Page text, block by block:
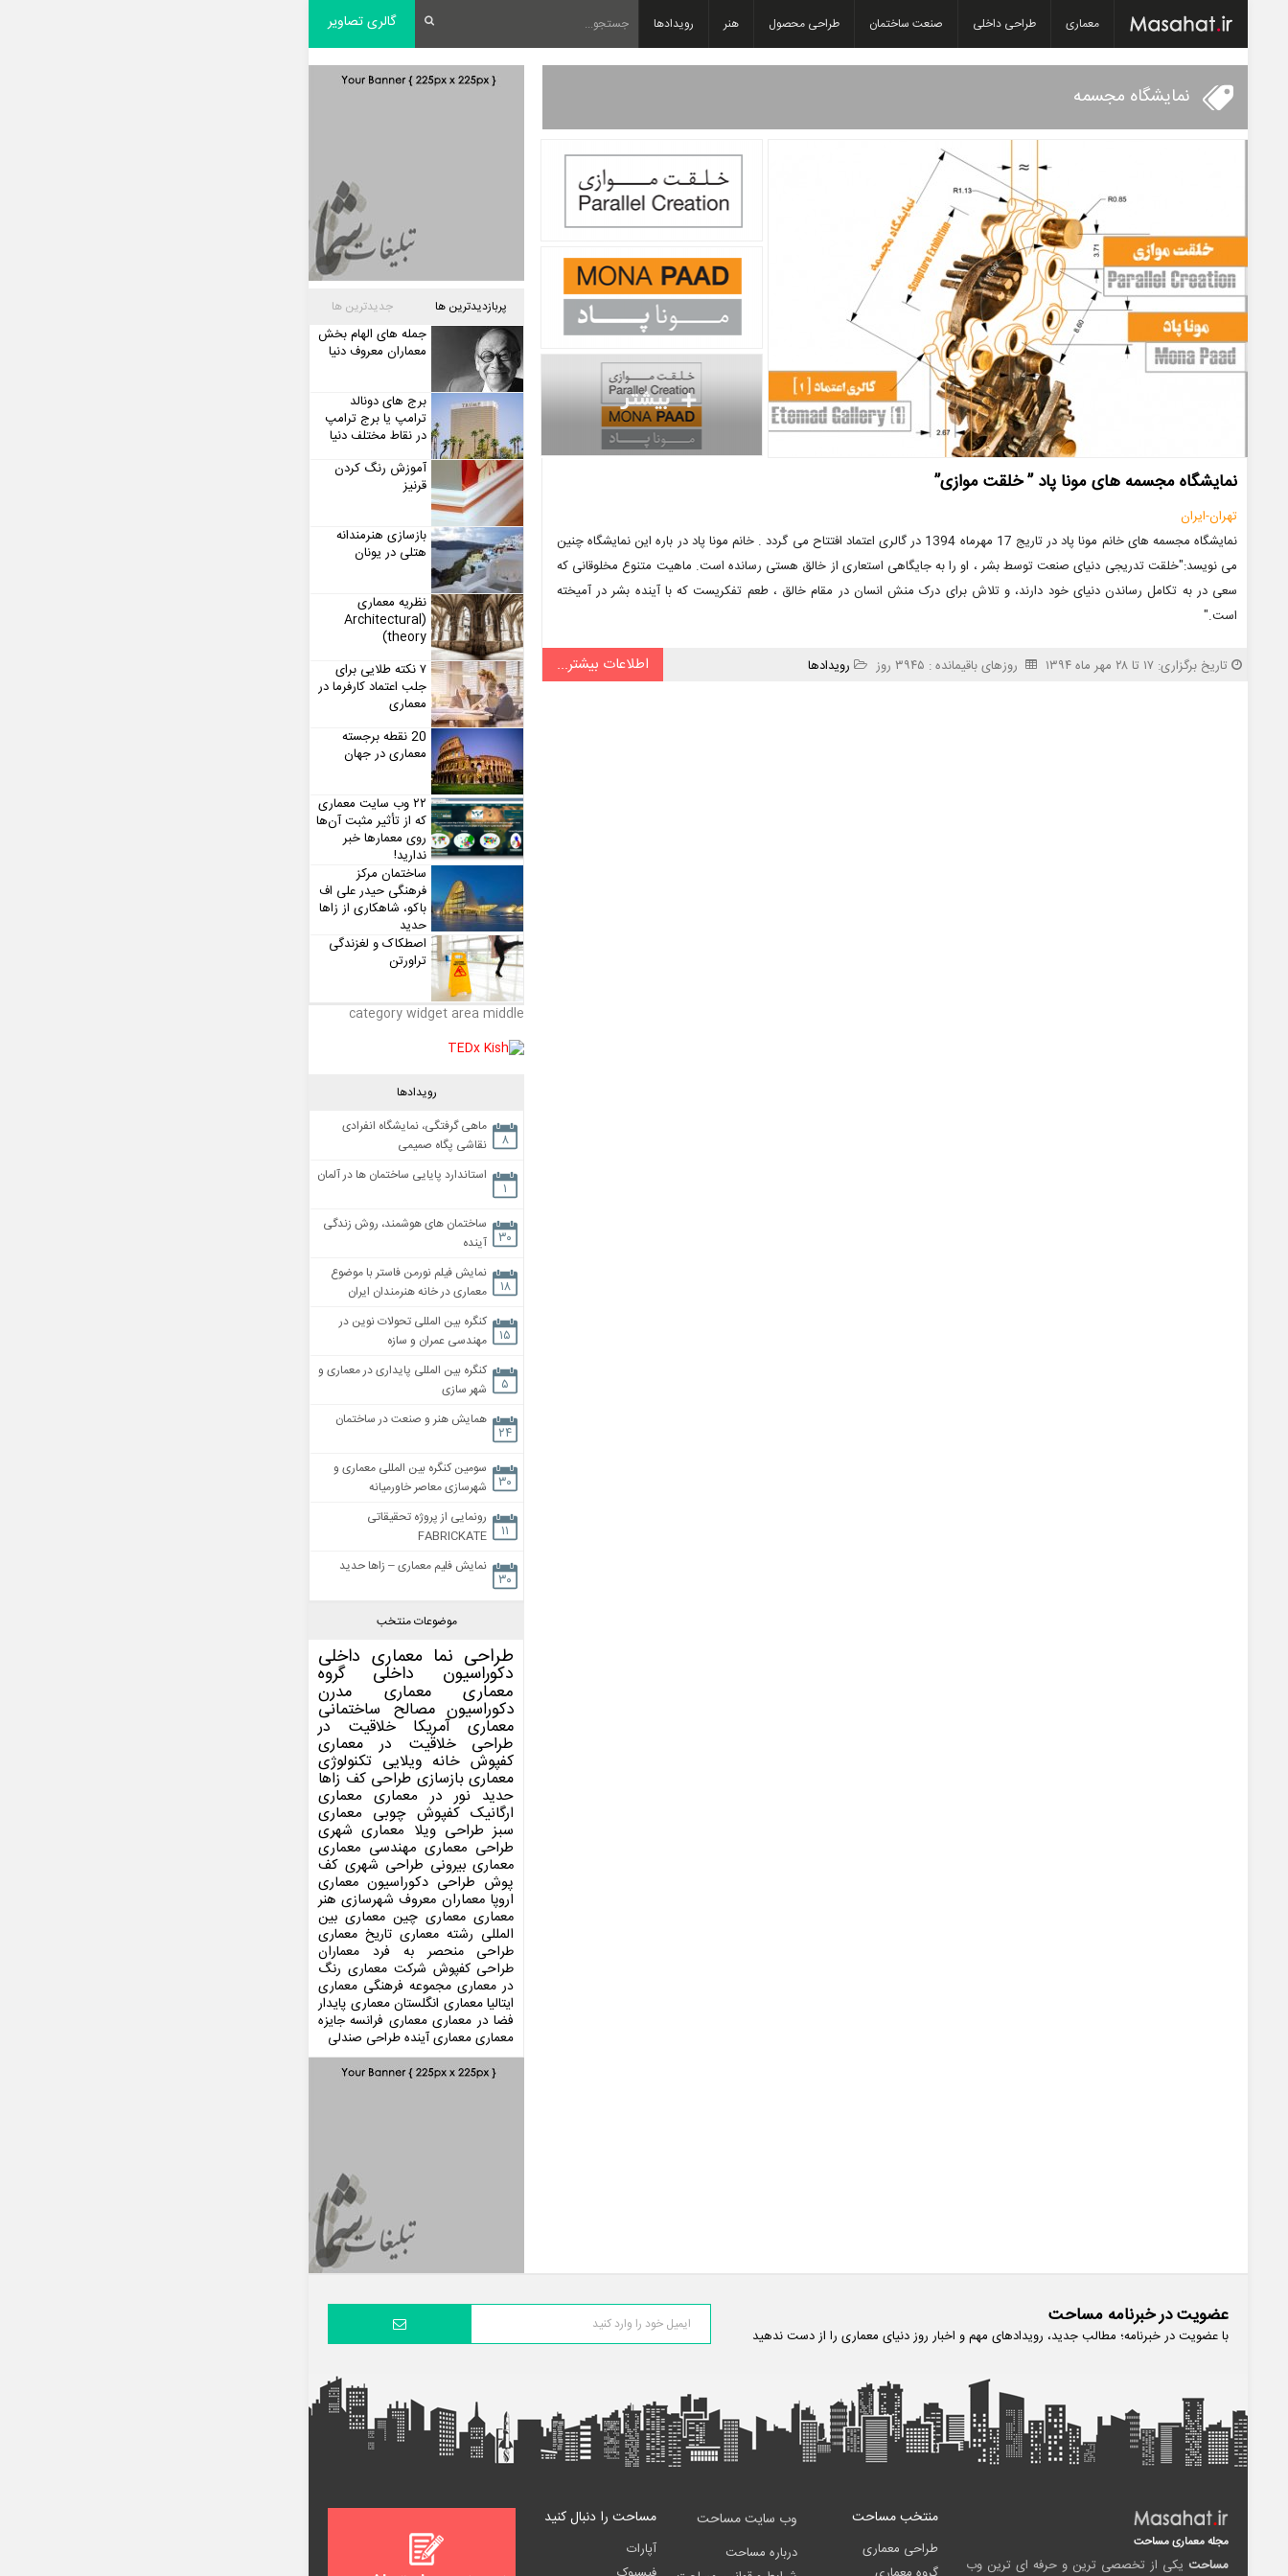
معماری طراحی داخلی صنعت ساختمان طراحی محصول هنر رویدادها گالری تصاویر
نمایشگاه مجسمه
نمایشگاه مجسمه های مونا پاد ” خلقت موازی”
تهران-ایران
نمایشگاه مجسمه های خانم مونا پاد در تاریج 17 مهرماه 1394 در گالری اعتماد افتتاح می گردد . خانم مونا پاد در باره این نمایشگاه چنین
می نویسد:"خلقت تدریجی دنیای صنعت توسط بشر ، او را به جایگاهی استعاری از خالق هستی رسانده است. ماهیت متنوع مخلوقانی که
سعی در به تکامل رساندن دنیای خود دارند، و تلاش برای درک منش انسان در مقام خالق ، طعم تفکریست که با آینده بشر در آمیخته
است."
تاریخ برگزاری: ۱۷ تا ۲۸ مهر ماه ۱۳۹۴ روزهای باقیمانده : ۳۹۴۵ روز
دسته
رویدادها اطلاعات بیشتر...
پربازدیدترین ها جدیدترین ها
جمله های الهام بخش
معماران معروف دنیا
برج های دونالد
ترامپ یا برج ترامپ
در نقاط مختلف دنیا
آموزش رنگ کردن
قرنیز
بازسازی هنرمندانه
هتلی در یونان
نظریه معماری
(Architectural
theory)
۷ نکته طلایی برای
جلب اعتماد کارفرما در
معماری
20 نقطه برجسته
معماری در جهان
۲۲ وب سایت معماری
که از تأثیر مثبت آن‌ها
روی معمارها خبر
ندارید!
ساختمان مرکز
فرهنگی حیدر علی اف
باکو، شاهکاری از زاها
حدید
اصطکاک و لغزندگی
تراورتن
category widget area middle
رویدادها
۸
ماهی گرفتگی، نمایشگاه انفرادی
نقاشی پگاه صمیمی
۱
استاندارد پایایی ساختمان ها در آلمان
۳۰
ساختمان های هوشمند، روش زندگی
آینده
۱۸
نمایش فیلم نورمن فاستر با موضوع
معماری در خانه هنرمندان ایران
۱۵
کنگره بین المللی تحولات نوین در
مهندسی عمران و سازه
۵
کنگره بین المللی پایداری در معماری و
شهر سازی
۲۴
همایش هنر و صنعت در ساختمان
۳۰
سومین کنگره بین المللی معماری و
شهرسازی معاصر خاورمیانه
۱۱
رونمایی از پروژه تحقیقاتی
FABRICKATE
۳۰
نمایش فلیم معماری – زاها حدید
موضوعات منتخب
طراحی نما معماری داخلی
دکوراسیون داخلی گروه
معماری معماری مدرن
دکوراسیون مصالح ساختمانی
معماری آمریکا خلاقیت در
طراحی خلاقیت در معماری
کفپوش خانه ویلایی تکنولوژی
معماری بازسازی طراحی کف زاها
حدید نور در معماری معماری
ارگانیک کفپوش چوبی معماری
سبز طراحی ویلا معماری شهری
طراحی معماری مهندسی معماری
معماری بیرونی طراحی شهری کف
پوش طراحی دکوراسیون معماری
اروپا معماران معروف شهرسازی هنر
معماری معماری چین معماری بین
المللی رشته معماری تاریخ معماری
طراحی منحصر به فرد معماران
طراحی کفپوش شرکت معماری رنگ
در معماری مجموعه فرهنگی معماری
ایتالیا معماری انگلستان معماری پایدار
فضا در معماری معماری فرانسه جایزه
معماریمعماری آیندهطراحی صندلی
عضویت در خبرنامه مساحت
با عضویت در خبرنامه؛ مطالب جدید، رویدادهای مهم و اخبار روز دنیای معماری را از دست ندهید
مجله معماری مساحت
مساحت یکی از تخصصی ترین و حرفه ای ترین وب
منتخب مساحت
طراحی معماری
وب سایت مساحت
درباره مساحت
مساحت را دنبال کنید
آپارات